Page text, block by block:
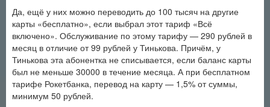
Да, ещё у них можно переводить до 100 тысяч на другие
карты «бесплатно», если выбрал этот тариф «Всё
включено». Обслуживание по этому тарифу — 290 рублей в
месяц в отличие от 99 рублей у Тинькова. Причём, у
Тинькова эта абонентка не списывается, если баланс карты
был не меньше 30000 в течение месяца. А при бесплатном
тарифе Рокетбанка, перевод на карту — 1,5% от суммы,
минимум 50 рублей.